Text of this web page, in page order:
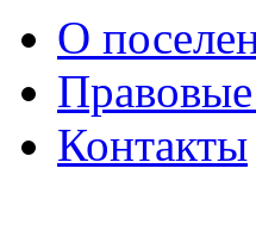
О
Контакты